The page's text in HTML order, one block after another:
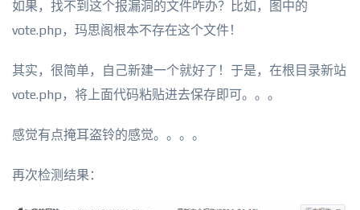
如果，找不到这个报漏洞的文件咋办？比如，图中的
vote.php，玛思阁根本不存在这个文件！
其实，很简单，自己新建一个就好了！于是，在根目录新站
vote.php，将上面代码粘贴进去保存即可。。。
感觉有点掩耳盗铃的感觉。。。。
再次检测结果：